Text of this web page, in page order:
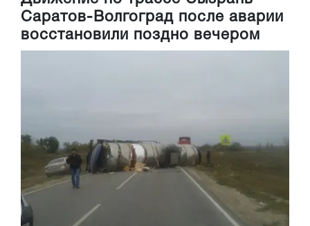
Саратов-Волгоград после аварии
восстановили поздно вечером